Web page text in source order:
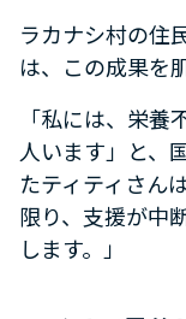
ラカナシ村の住
は、この成果を
「私には、栄
人います」と、
たティティさん
限り、支援が中
します。」